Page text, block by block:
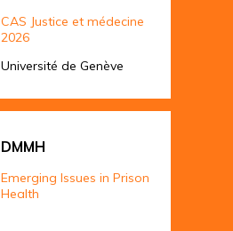
CAS Justice et médecine
2026
Université de Genève
DMMH
Emerging Issues in Prison
Health